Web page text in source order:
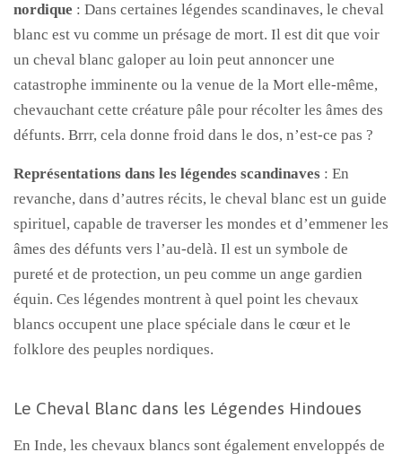
nordique : Dans certaines légendes scandinaves, le cheval
blanc est vu comme un présage de mort. Il est dit que voir
un cheval blanc galoper au loin peut annoncer une
catastrophe imminente ou la venue de la Mort elle-même,
chevauchant cette créature pâle pour récolter les âmes des
défunts. Brrr, cela donne froid dans le dos, n’est-ce pas ?
Représentations dans les légendes scandinaves : En
revanche, dans d’autres récits, le cheval blanc est un guide
spirituel, capable de traverser les mondes et d’emmener les
âmes des défunts vers l’au-delà. Il est un symbole de
pureté et de protection, un peu comme un ange gardien
équin. Ces légendes montrent à quel point les chevaux
blancs occupent une place spéciale dans le cœur et le
folklore des peuples nordiques.
Le Cheval Blanc dans les Légendes Hindoues
En Inde, les chevaux blancs sont également enveloppés de